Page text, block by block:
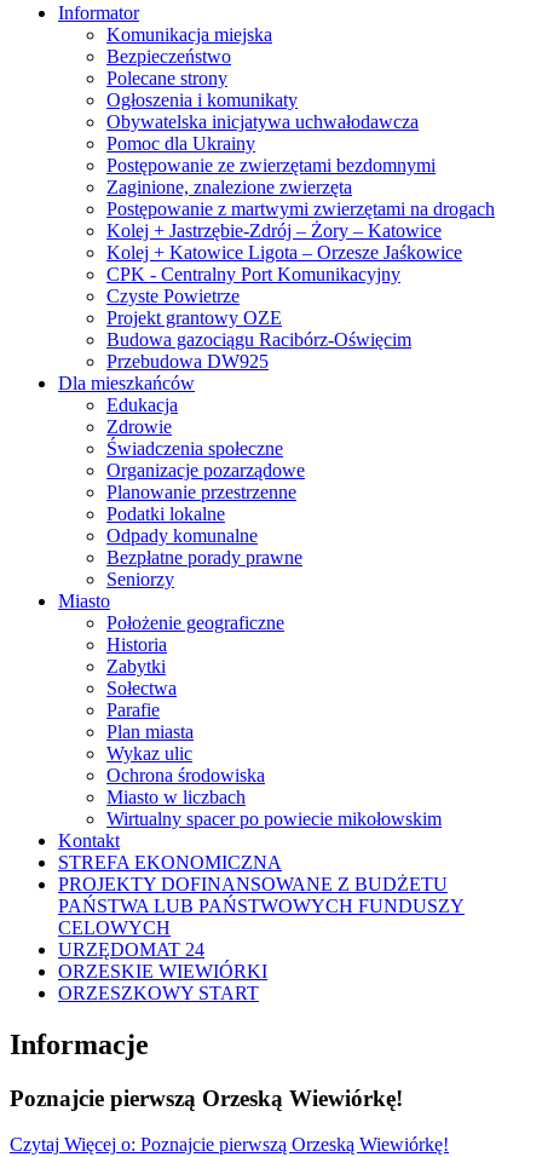
Informator
Komunikacja miejska
Bezpieczeństwo
Polecane strony
Ogłoszenia i komunikaty
Obywatelska inicjatywa uchwałodawcza
Pomoc dla Ukrainy
Postępowanie ze zwierzętami bezdomnymi
Zaginione, znalezione zwierzęta
Postępowanie z martwymi zwierzętami na drogach
Kolej + Jastrzębie-Zdrój – Żory – Katowice
Kolej + Katowice Ligota – Orzesze Jaśkowice
CPK - Centralny Port Komunikacyjny
Czyste Powietrze
Projekt grantowy OZE
Budowa gazociągu Racibórz-Oświęcim
Przebudowa DW925
Dla mieszkańców
Edukacja
Zdrowie
Świadczenia społeczne
Organizacje pozarządowe
Planowanie przestrzenne
Podatki lokalne
Odpady komunalne
Bezpłatne porady prawne
Seniorzy
Miasto
Położenie geograficzne
Historia
Zabytki
Sołectwa
Parafie
Plan miasta
Wykaz ulic
Ochrona środowiska
Miasto w liczbach
Wirtualny spacer po powiecie mikołowskim
Kontakt
STREFA EKONOMICZNA
PROJEKTY DOFINANSOWANE Z BUDŻETU
PAŃSTWA LUB PAŃSTWOWYCH FUNDUSZY
CELOWYCH
URZĘDOMAT 24
ORZESKIE WIEWIÓRKI
ORZESZKOWY START
Informacje
Poznajcie pierwszą Orzeską Wiewiórkę!
Czytaj Więcej o: Poznajcie pierwszą Orzeską Wiewiórkę!